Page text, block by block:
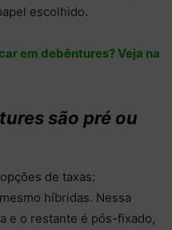
escolhido.
em debêntures? Veja na
são pré ou
de taxas:
híbridas. Nessa
e o restante é pós-fixado,